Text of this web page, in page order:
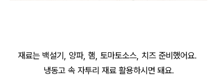
재료는 백설기, 양파, 햄, 토마토소스, 치즈 준비했어요.
냉동고 속 자투리 재료 활용하시면 돼요.